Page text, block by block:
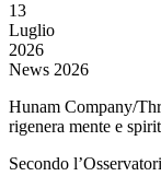
13
Luglio
2026
News 2026
Hunam Company/
rigenera mente e
Secondo